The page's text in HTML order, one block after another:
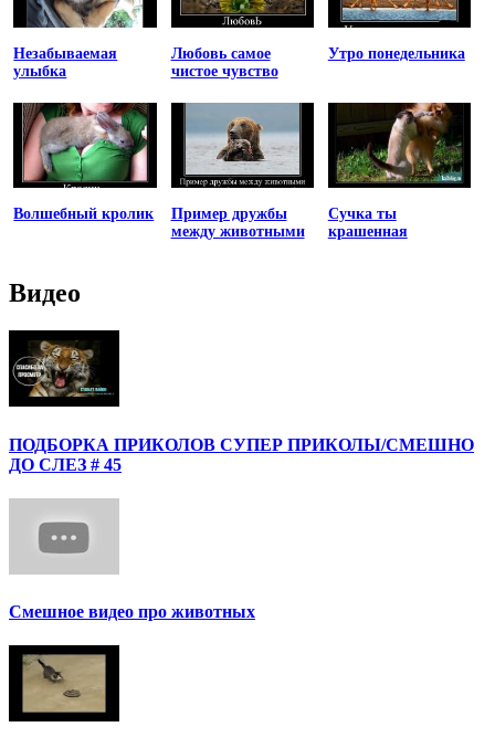
Незабываемая
улыбка
Любовь самое
чистое чувство
Утро понедельника
Волшебный кролик
Пример дружбы
между животными
Сучка ты
крашенная
Видео
ПОДБОРКА ПРИКОЛОВ СУПЕР ПРИКОЛЫ/СМЕШНО
ДО СЛЕЗ # 45
Смешное видео про животных